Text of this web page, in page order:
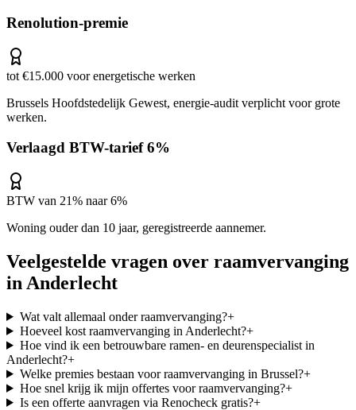
Renolution-premie
tot €15.000 voor energetische werken
Brussels Hoofdstedelijk Gewest, energie-audit verplicht voor grote
werken.
Verlaagd BTW-tarief 6%
BTW van 21% naar 6%
Woning ouder dan 10 jaar, geregistreerde aannemer.
Veelgestelde vragen over raamvervanging
in Anderlecht
Wat valt allemaal onder raamvervanging?+
Hoeveel kost raamvervanging in Anderlecht?+
Hoe vind ik een betrouwbare ramen- en deurenspecialist in
Anderlecht?+
Welke premies bestaan voor raamvervanging in Brussel?+
Hoe snel krijg ik mijn offertes voor raamvervanging?+
Is een offerte aanvragen via Renocheck gratis?+